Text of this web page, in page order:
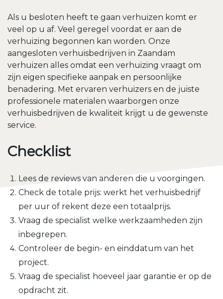
Als u besloten heeft te gaan verhuizen komt er
veel op u af. Veel geregel voordat er aan de
verhuizing begonnen kan worden. Onze
aangesloten verhuisbedrijven in Zaandam
verhuizen alles omdat een verhuizing vraagt om
zijn eigen specifieke aanpak en persoonlijke
benadering. Met ervaren verhuizers en de juiste
professionele materialen waarborgen onze
verhuisbedrijven de kwaliteit krijgt u de gewenste
service.
Checklist
Lees de reviews van anderen die u voorgingen.
Check de totale prijs: werkt het verhuisbedrijf
per uur of rekent deze een totaalprijs.
Vraag de specialist welke werkzaamheden zijn
inbegrepen.
Controleer de begin- en einddatum van het
project.
Vraag de specialist hoeveel jaar garantie er op de
opdracht zit.